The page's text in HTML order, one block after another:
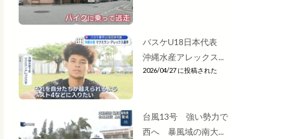
バスケU18日本代表
沖縄水産アレックス...
2026/04/27 に投稿された
台風13号 強い勢力で
西へ 暴風域の南大...